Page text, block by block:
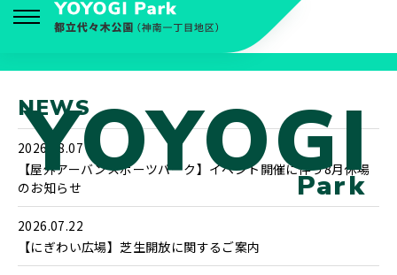
ニュース
イベント
公園について
施設紹介
YOYOGI
Park
NEWS
2026.08.07
【屋外アーバンスポーツパーク】イベント開催に伴う8月休場
のお知らせ
2026.07.22
【にぎわい広場】芝生開放に関するご案内